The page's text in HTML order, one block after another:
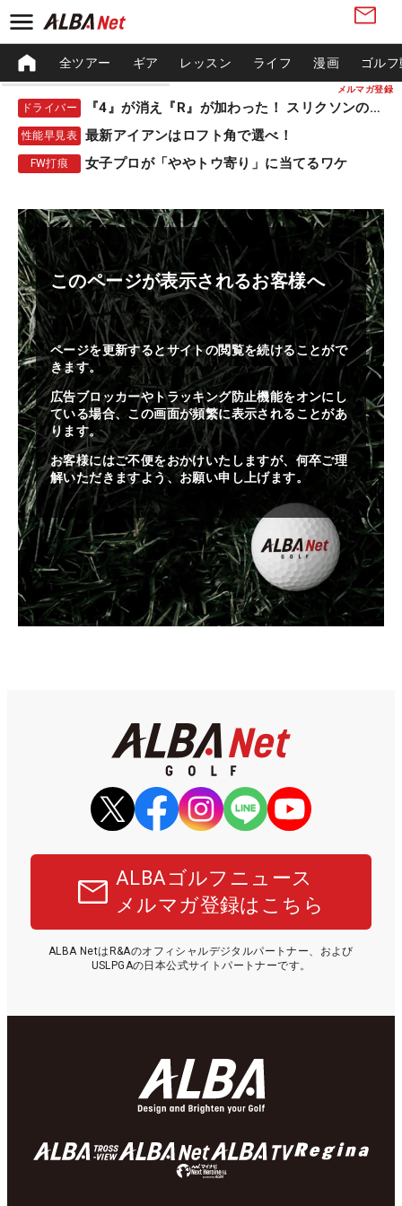
メルマガ登録
全ツアー ギア レッスン ライフ 漫画 ゴル
ドライバー 『4』が消え『R』が加わった！ スリクソンの新作
性能早見表 最新アイアンはロフト角で選べ！
FW打痕 女子プロが「ややトウ寄り」に当てるワケ
このページが表示されるお客様へ
ページを更新するとサイトの閲覧を続けることがで
きます。
広告ブロッカーやトラッキング防止機能をオンにし
ている場合、この画面が頻繁に表示されることがあ
ります。
お客様にはご不便をおかけいたしますが、何卒ご理
解いただきますよう、お願い申し上げます。
ALBAゴルフニュース
メルマガ登録はこちら
ALBA NetはR&Aのオフィシャルデジタルパートナー、および
USLPGAの日本公式サイトパートナーです。